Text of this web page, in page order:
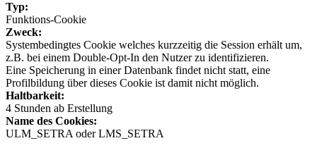
Typ:
Funktions-Cookie
Zweck:
Systembedingtes Cookie welches kurzzeitig die Session erhält um,
z.B. bei einem Double-Opt-In den Nutzer zu identifizieren.
Eine Speicherung in einer Datenbank findet nicht statt, eine
Profilbildung über dieses Cookie ist damit nicht möglich.
Haltbarkeit:
4 Stunden ab Erstellung
Name des Cookies:
ULM_SETRA oder LMS_SETRA